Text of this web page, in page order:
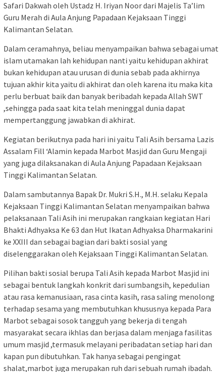
Safari Dakwah oleh Ustadz H. Iriyan Noor dari Majelis Ta’lim
Guru Merah di Aula Anjung Papadaan Kejaksaan Tinggi
Kalimantan Selatan.
Dalam ceramahnya, beliau menyampaikan bahwa sebagai umat
islam utamakan lah kehidupan nanti yaitu kehidupan akhirat
bukan kehidupan atau urusan di dunia sebab pada akhirnya
tujuan akhir kita yaitu di akhirat dan oleh karena itu maka kita
perlu berbuat baik dan banyak beribadah kepada Allah SWT
,sehingga pada saat kita telah meninggal dunia dapat
mempertanggung jawabkan di akhirat.
Kegiatan berikutnya pada hari ini yaitu Tali Asih bersama Lazis
Assalam Fill ‘Alamin kepada Marbot Masjid dan Guru Mengaji
yang juga dilaksanakan di Aula Anjung Papadaan Kejaksaan
Tinggi Kalimantan Selatan.
Dalam sambutannya Bapak Dr. Mukri S.H., M.H. selaku Kepala
Kejaksaan Tinggi Kalimantan Selatan menyampaikan bahwa
pelaksanaan Tali Asih ini merupakan rangkaian kegiatan Hari
Bhakti Adhyaksa Ke 63 dan Hut Ikatan Adhyaksa Dharmakarini
ke XXIII dan sebagai bagian dari bakti sosial yang
diselenggarakan oleh Kejaksaan Tinggi Kalimantan Selatan.
Pilihan bakti sosial berupa Tali Asih kepada Marbot Masjid ini
sebagai bentuk langkah konkrit dari sumbangsih, kepedulian
atau rasa kemanusiaan, rasa cinta kasih, rasa saling menolong
terhadap sesama yang membutuhkan khususnya kepada Para
Marbot sebagai sosok tangguh yang bekerja di tengah
masyarakat secara ikhlas dan berjasa dalam menjaga fasilitas
umum masjid ,termasuk melayani peribadatan setiap hari dan
kapan pun dibutuhkan. Tak hanya sebagai pengingat
shalat,marbot juga merupakan ruh dari sebuah rumah ibadah.